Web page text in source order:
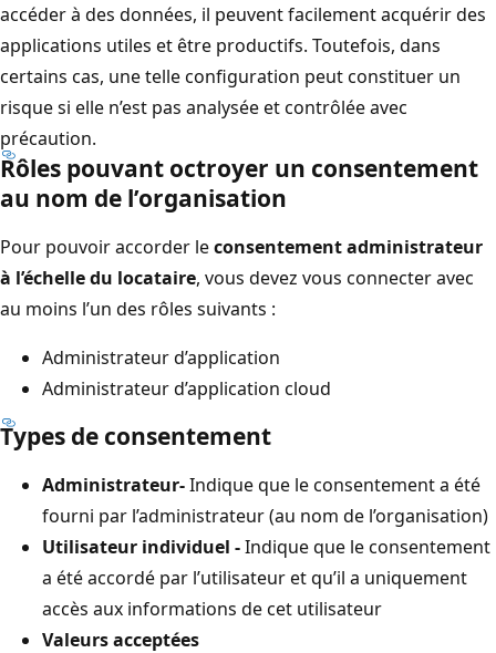
accéder à des données, il peuvent facilement acquérir des
applications utiles et être productifs. Toutefois, dans
certains cas, une telle configuration peut constituer un
risque si elle n’est pas analysée et contrôlée avec
précaution.
Rôles pouvant octroyer un consentement
au nom de l’organisation
Pour pouvoir accorder leconsentement administrateur
à l’échelle du locataire, vous devez vous connecter avec
au moins l’un des rôles suivants :
Administrateur d’application
Administrateur d’application cloud
Types de consentement
Administrateur-Indique que le consentement a été
fourni par l’administrateur (au nom de l’organisation)
Utilisateur individuel -Indique que le consentement
a été accordé par l’utilisateur et qu’il a uniquement
accès aux informations de cet utilisateur
Valeurs acceptées